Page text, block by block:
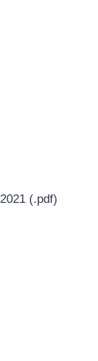
(.pdf)